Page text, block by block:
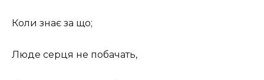
Коли знає за що;
Люде серця не побачать,